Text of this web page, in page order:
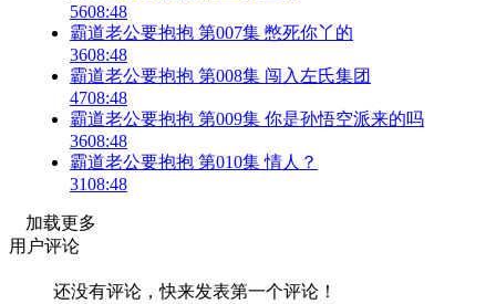
5608:48
霸道老公要抱抱 第007集 憋死你丫的
3608:48
霸道老公要抱抱 第008集 闯入左氏集团
4708:48
霸道老公要抱抱 第009集 你是孙悟空派来的吗
3608:48
霸道老公要抱抱 第010集 情人？
3108:48
加载更多
用户评论
还没有评论，快来发表第一个评论！